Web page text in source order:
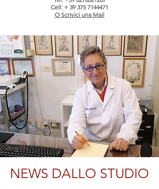
Cell: + 39 375 7144471
O Scrivici una Mail
NEWS DALLO STUDIO